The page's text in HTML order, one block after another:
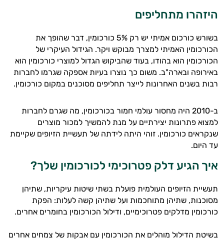
היזהרו מתחליפים
בשורש כורכום אמיתי יש רק 5% כורכומין, דבר שהופך את
הכורכומין האמיתי למצרך מבוקש ויקר. הגידול העיקרי של
הכורכומין הוא בהודו, בעוד שהביקוש הגדול למוצרי כורכומין הוא
באירופה ובארה"ב. משום כך נוצרו בעיות אספקה שגרמו לחברות
רבות בשנים האחרונות לייצר תחליפים מסוכנים במקום כורכומין.
ב-2010 היה מחסור עולמי חמור בכורכומין, מה שגרם לחברות
למצוא פתרונות יצירתיים על מנת להמשיך למכור מוצרים
שנקראים כורכומין. זוהי היתה לידתה של תעשיית הזיופים שקיימת
עד היום.
איך הגיע דלק פטרוכימי לכורכומין שלך?
תעשיית הזיופים העולמית פועלת בשתי שיטות עיקריות, שתיהן
מסוכנות, שתיהן מתוחכמות ועל שתיהן קשה לעלות: הפקת
כורכומין מדלקים פטרוכימיים, ודילול הכורכומין בחומרים אחרים.
בשיטת הדילול מוהלים את הכורכומין עם אבקות של צמחים אחרים